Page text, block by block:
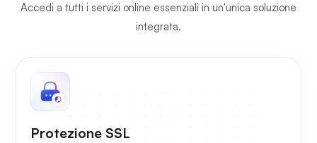
Accedi a tutti i servizi online essenziali in un'unica soluzione
integrata.
Protezione SSL